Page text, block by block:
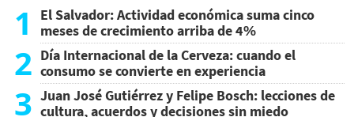
1
El Salvador: Actividad económica suma cinco
meses de crecimiento arriba de 4%
2 Día Internacional de la Cerveza: cuando el
consumo se convierte en experiencia
3 Juan José Gutiérrez y Felipe Bosch: lecciones de
cultura, acuerdos y decisiones sin miedo